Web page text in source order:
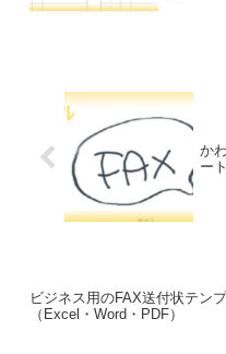
か
ー
ビジネス用のFAX送付状テン
（Excel・Word・PDF）